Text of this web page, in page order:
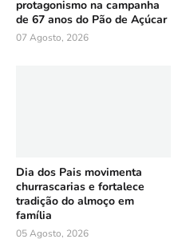
protagonismo na campanha
de 67 anos do Pão de Açúcar
07 Agosto, 2026
Dia dos Pais movimenta
churrascarias e fortalece
tradição do almoço em
família
05 Agosto, 2026